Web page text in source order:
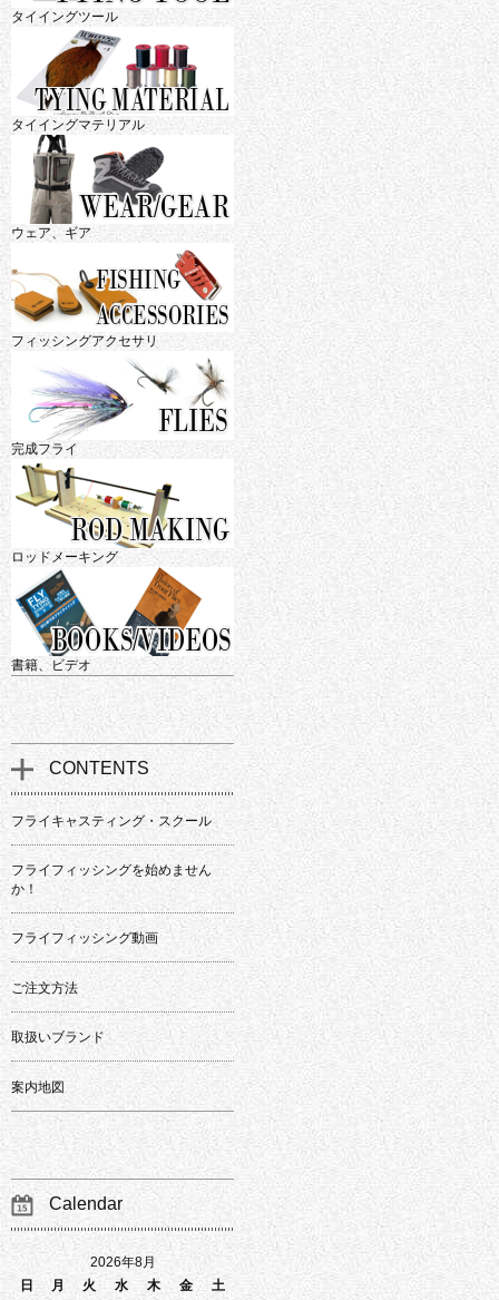
タイイングツール
タイイングマテリアル
ウェア、ギア
フィッシングアクセサリ
完成フライ
ロッドメーキング
書籍、ビデオ
CONTENTS
フライキャスティング・スクール
フライフィッシングを始めません
か！
フライフィッシング動画
ご注文方法
取扱いブランド
案内地図
Calendar
2026年8月
日
月 火 水 木 金
土